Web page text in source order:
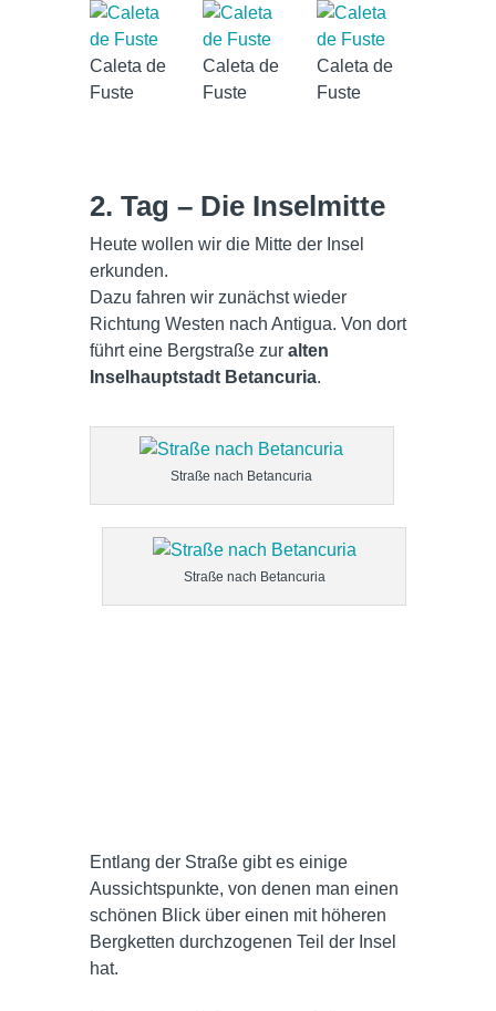
Caleta de
Fuste
Caleta de
Fuste
Caleta de
Fuste
2. Tag – Die Inselmitte
Heute wollen wir die Mitte der Insel
erkunden.
Dazu fahren wir zunächst wieder
Richtung Westen nach Antigua. Von dort
führt eine Bergstraße zur alten
Inselhauptstadt Betancuria.
Straße nach Betancuria
Straße nach Betancuria
Entlang der Straße gibt es einige
Aussichtspunkte, von denen man einen
schönen Blick über einen mit höheren
Bergketten durchzogenen Teil der Insel
hat.